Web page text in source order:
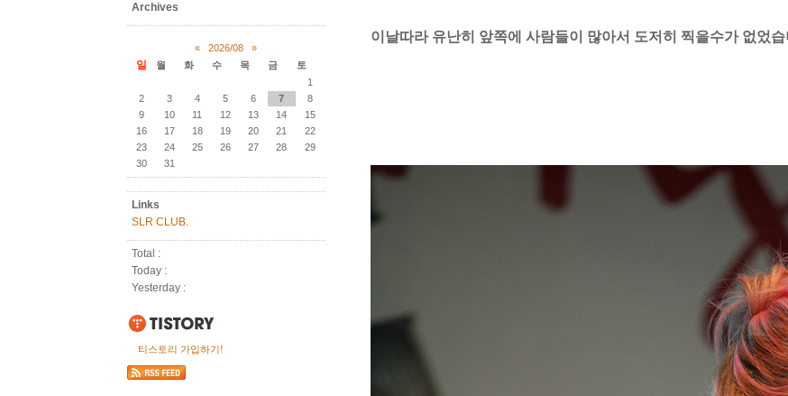
Archives
« 2026/08 »
일 월 화 수 목 금
토
1
2
3 4 5 6 7
8
9
10 11 12 13 14
15
16
17 18 19 20 21
22
23
24 25 26 27 28
29
30
31
Links
SLR CLUB.
Total :
Today :
Yesterday :
티스토리 가입하기!
이날따라 유난히 앞쪽에 사람들이 많아서 도저히 찍을수가 없었습